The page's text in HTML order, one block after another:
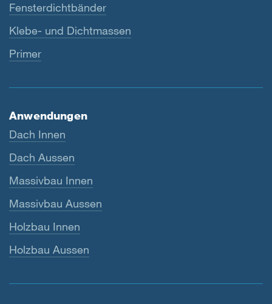
Fensterdichtbänder
Klebe- und Dichtmassen
Primer
Anwendungen
Dach Innen
Dach Aussen
Massivbau Innen
Massivbau Aussen
Holzbau Innen
Holzbau Aussen